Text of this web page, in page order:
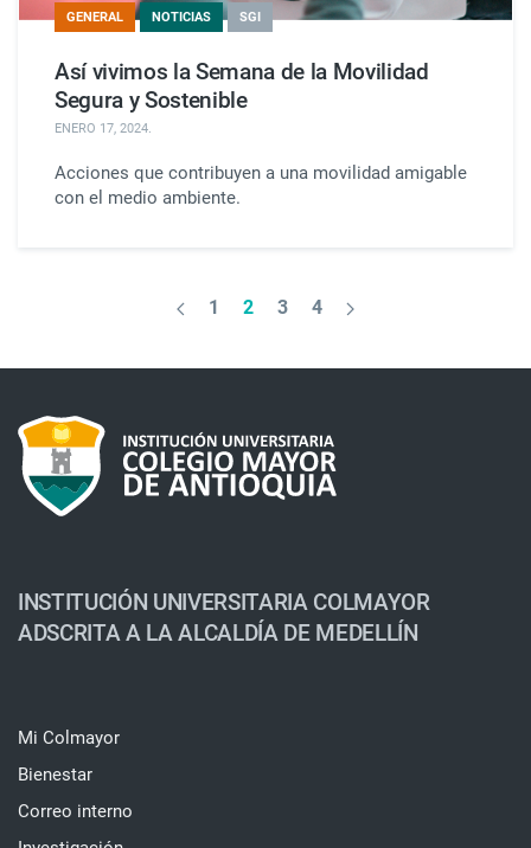
GENERAL NOTICIAS SGI
Así vivimos la Semana de la Movilidad
Segura y Sostenible
ENERO 17, 2024.
Acciones que contribuyen a una movilidad amigable
con el medio ambiente.
1 2 3 4
INSTITUCIÓN UNIVERSITARIA COLMAYOR
ADSCRITA A LA ALCALDÍA DE MEDELLÍN
Mi Colmayor
Bienestar
Correo interno